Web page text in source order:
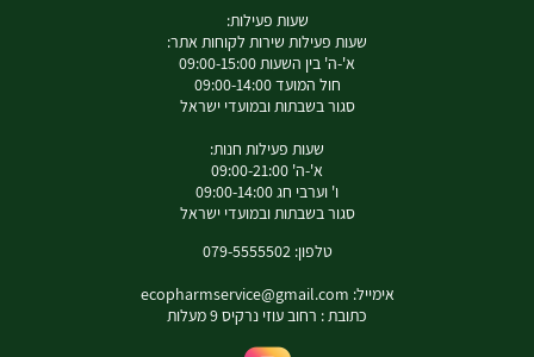
שעות פעילות:
שעות פעילות שירות לקוחות אתר:
א'-ה' בין השעות 09:00-15:00
חול המועד 09:00-14:00
סגור בשבתות ובמועדי ישראל
שעות פעילות חנות:
א'-ה' 09:00-21:00
ו' וערבי חג 09:00-14:00
סגור בשבתות ובמועדי ישראל
טלפון: 079-5555502
אימייל: ecopharmservice@gmail.com
כתובת : רחוב עוזי נרקיס 9 מעלות